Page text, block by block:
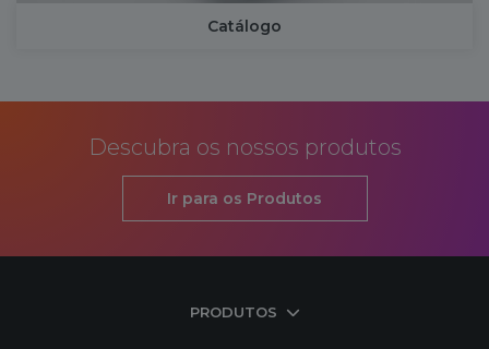
Catálogo
Descubra os nossos produtos
Ir para os Produtos
PRODUTOS